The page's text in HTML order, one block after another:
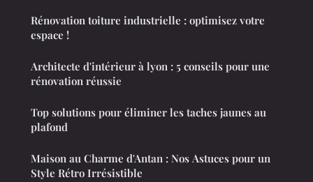
Rénovation toiture industrielle : optimisez votre
espace !
Architecte d'intérieur à lyon : 5 conseils pour une
rénovation réussie
Top solutions pour éliminer les taches jaunes au
plafond
Maison au Charme d'Antan : Nos Astuces pour un
Style Rétro Irrésistible